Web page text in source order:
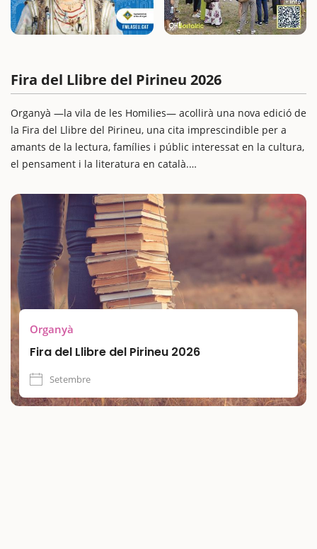
Fira del Llibre del Pirineu 2026
Organyà —la vila de les Homilies— acollirà una nova edició de
la Fira del Llibre del Pirineu, una cita imprescindible per a
amants de la lectura, famílies i públic interessat en la cultura,
el pensament i la literatura en català.
música, tallers, contacontes i espais familiars, a més d’un
programa de debats, diàlegs literaris i una fira editorial amb
34 editorials i llibreries presents amb estand propi.
És una escapada cultural i familiar que convida a gaudir del
llibre des del centre històric d’Organyà, amb una programació
variada i oberta, plena de valors, coneixement i tradició viva
del territori.
Organyà
Fira del Llibre del Pirineu 2026
Setembre